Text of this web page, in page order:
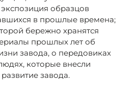
образцов
в прошлые времена;
бережно хранятся
прошлых лет об
завода, о передовиках
которые внесли
завода.